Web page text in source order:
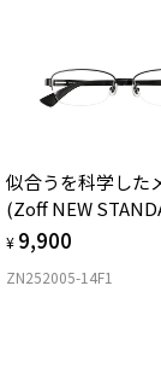
似合うを科学した
(Zoff NEW
¥ 9,900
ZN252005-14F1